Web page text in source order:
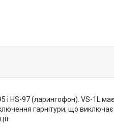
і HS-97 (ларингофон). VS-1L
гарнітури, що